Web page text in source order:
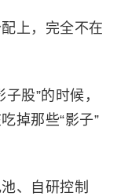
上，完全不在
股”的时候，
掉那些“影子”
、自研控制